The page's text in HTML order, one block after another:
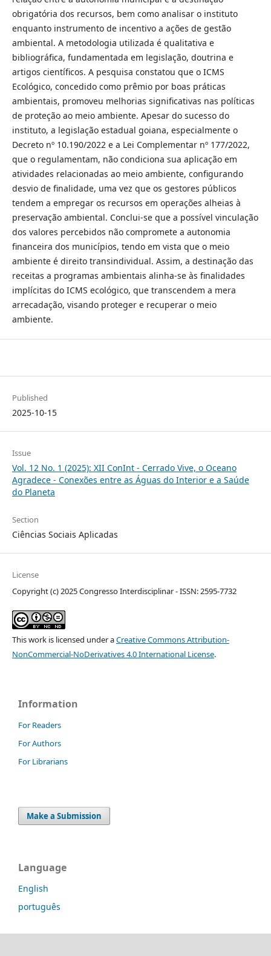
obrigatória dos recursos, bem como analisar o instituto
enquanto instrumento de incentivo a ações de gestão
ambiental. A metodologia utilizada é qualitativa e
bibliográfica, fundamentada em legislação, doutrina e
artigos científicos. A pesquisa constatou que o ICMS
Ecológico, concedido como prêmio por boas práticas
ambientais, promoveu melhorias significativas nas políticas
de proteção ao meio ambiente. Apesar do sucesso do
instituto, a legislação estadual goiana, especialmente o
Decreto nº 10.190/2022 e a Lei Complementar nº 177/2022,
que o regulamentam, não condiciona sua aplicação em
atividades relacionadas ao meio ambiente, configurando
desvio de finalidade, uma vez que os gestores públicos
tendem a empregar os recursos em operações alheias à
preservação ambiental. Conclui-se que a possível vinculação
dos valores percebidos não compromete a autonomia
financeira dos municípios, tendo em vista que o meio
ambiente é direito transindividual. Assim, a destinação das
receitas a programas ambientais alinha-se às finalidades
implícitas do ICMS ecológico, que transcendem a mera
arrecadação, visando proteger e recuperar o meio
ambiente.
Published
2025-10-15
Issue
Vol. 12 No. 1 (2025): XII ConInt - Cerrado Vive, o Oceano
Agradece - Conexões entre as Águas do Interior e a Saúde
do Planeta
Section
Ciências Sociais Aplicadas
License
Copyright (c) 2025 Congresso Interdisciplinar - ISSN: 2595-7732
This work is licensed under aCreative Commons Attribution-
NonCommercial-NoDerivatives 4.0 International License.
Information
For Readers
For Authors
For Librarians
Make a Submission
Language
English
português